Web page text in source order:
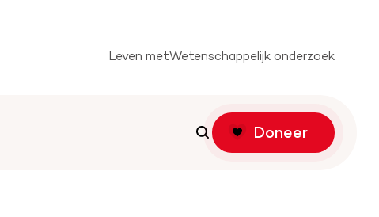
Leven metWetenschappelijk onderzoek
Zoeken
Doneer